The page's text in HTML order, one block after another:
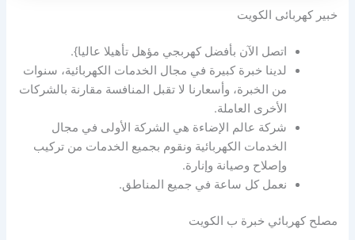
خبير كهربائى الكويت
اتصل الآن بأفضل كهربجي مؤهل تأهيلا عاليا}.
لدينا خبرة كبيرة في مجال الخدمات الكهربائية، سنوات
من الخبرة، وأسعارنا لا تقبل المنافسة مقارنة بالشركات
الأخرى العاملة.
شركة عالم الإضاءة هي الشركة الأولى في مجال
الخدمات الكهربائية ونقوم بجميع الخدمات من تركيب
وإصلاح وصيانة وإنارة.
نعمل كل ساعة في جميع المناطق.
مصلح كهربائي خبرة ب الكويت